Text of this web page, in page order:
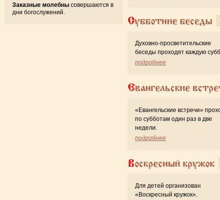
Заказные молебны совершаются в
дни богослужений.
Субботние беседы
Духовно-просветительские
беседы проходят каждую
подробнее
Евангельские
«Евангельские встречи»
по субботам один раз в две
недели.
подробнее
Воскресный кружок
Для детей организован
«Воскресный кружок».